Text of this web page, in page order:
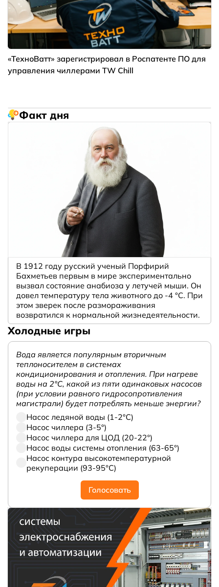
«ТехноВатт» зарегистрировал в Роспатенте ПО для
управления чиллерами TW Chill
Факт дня
В 1912 году русский ученый Порфирий
Бахметьев первым в мире экспериментально
вызвал состояние анабиоза у летучей мыши. Он
довел температуру тела животного до -4 °C. При
этом зверек после размораживания
возвратился к нормальной жизнедеятельности.
Холодные игры
Вода является популярным вторичным
теплоносителем в системах
кондиционирования и отопления. При нагреве
воды на 2°С, какой из пяти одинаковых насосов
(при условии равного гидросопротивления
магистрали) будет потреблять меньше энергии?
Насос ледяной воды (1-2°С)
Насос чиллера (3-5°)
Насос чиллера для ЦОД (20-22°)
Насос воды системы отопления (63-65°)
Насос контура высокотемпературной
рекуперации (93-95°С)
Голосовать